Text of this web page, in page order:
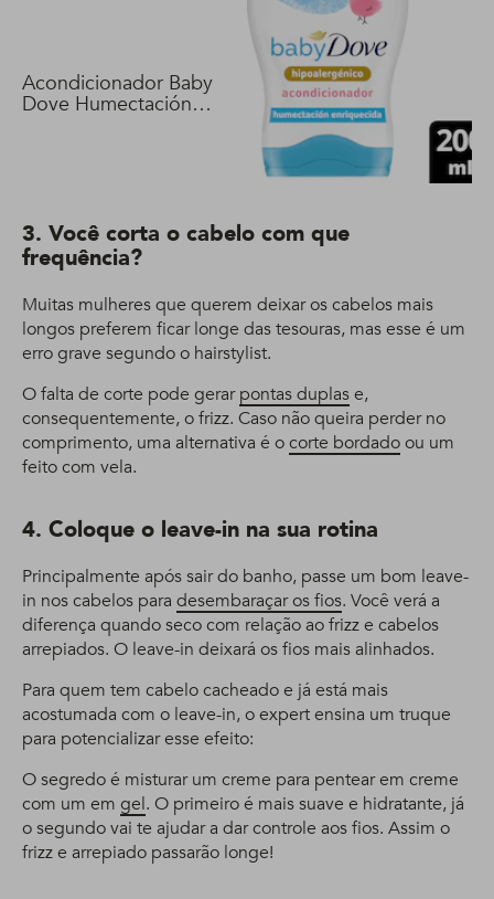
Acondicionador Baby
Dove Humectación
3. Você corta o cabelo com que
frequência?
Muitas mulheres que querem deixar os cabelos mais
longos preferem ficar longe das tesouras, mas esse é um
erro grave segundo o hairstylist.
O falta de corte pode gerarpontas duplase,
consequentemente, o frizz. Caso não queira perder no
comprimento, uma alternativa é ocorte bordadoou um
feito com vela.
4. Coloque o leave-in na sua rotina
Principalmente após sair do banho, passe um bom leave-
in nos cabelos para desembaraçar os fios. Você verá a
diferença quando seco com relação ao frizz e cabelos
arrepiados. O leave-in deixará os fios mais alinhados.
Para quem tem cabelo cacheado e já está mais
acostumada com o leave-in, o expert ensina um truque
para potencializar esse efeito:
O segredo é misturar um creme para pentear em creme
com um em gel. O primeiro é mais suave e hidratante, já
o segundo vai te ajudar a dar controle aos fios. Assim o
frizz e arrepiado passarão longe!